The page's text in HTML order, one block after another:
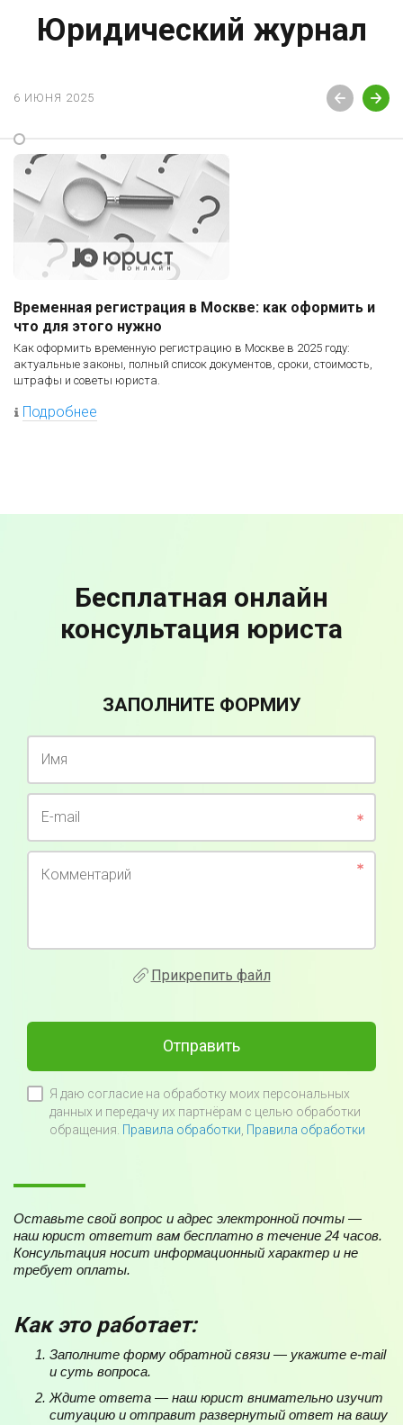
Юридический журнал
6 ИЮНЯ 2025
Временная регистрация в Москве: как оформить и
что для этого нужно
Как оформить временную регистрацию в Москве в 2025 году:
актуальные законы, полный список документов, сроки, стоимость,
штрафы и советы юриста.
Подробнее
Бесплатная онлайн
консультация юриста
ЗАПОЛНИТЕ ФОРМИУ
Имя
E-mail
Комментарий
Прикрепить файл
Отправить
Я даю согласие на обработку моих персональных
данных и передачу их партнёрам с целью обработки
обращения. Правила обработки Правила обработки
Оставьте свой вопрос и адрес электронной почты —
наш юрист ответит вам бесплатно в течение 24 часов.
Консультация носит информационный характер и не
требует оплаты.
Как это работает:
Заполните форму обратной связи — укажите e-mail
и суть вопроса.
Ждите ответа — наш юрист внимательно изучит
ситуацию и отправит развернутый ответ на вашу